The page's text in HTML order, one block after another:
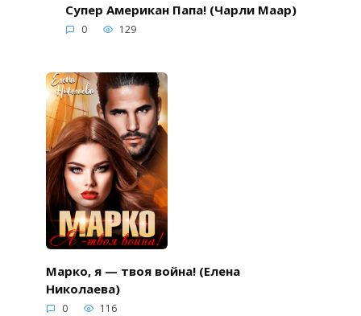
Супер Американ Папа! (Чарли Маар)
0 129
Марко, я — твоя война! (Елена
Николаева)
0 116